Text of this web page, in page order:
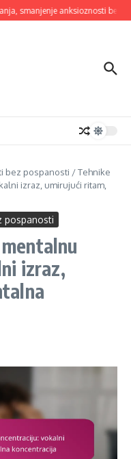
smanjenje anksioznosti bez
bez pospanosti /Tehnike
izraz, umirujući ritam,
pospanosti
izraz,